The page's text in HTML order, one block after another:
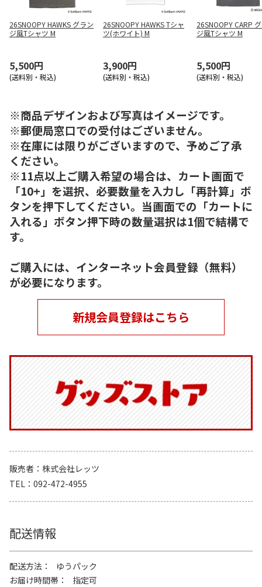
26SNOOPY HAWKS グラン
ジ風Tシャツ M
5,500円
(送料別・税込)
26SNOOPY HAWKS Tシャ
ツ(ホワイト) M
3,900円
(送料別・税込)
26SNOOPY CARP
ジ風Tシャツ M
5,500円
(送料別・税込)
※商品デザインおよび写真はイメージです。
※郵便局窓口での受付はございません。
※在庫には限りがございますので、予めご了承
ください。
※11点以上ご購入希望の場合は、カート画面で
「10+」を選択、必要数量を入力し「再計算」ボ
タンを押下してください。当画面での「カートに
入れる」ボタン押下時の数量選択は1個で結構で
す。
ご購入には、インターネット会員登録（無料）
が必要になります。
新規会員登録はこちら
販売者
株式会社レッツ
TEL
092-472-4955
配送情報
配送方法
ゆうパック
お届け時間帯
指定可